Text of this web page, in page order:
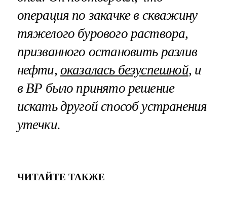
операция по закачке в скважину
тяжелого бурового раствора,
призванного остановить разлив
нефти, оказалась безуспешной, и
в BP было принято решение
искать другой способ устранения
утечки.
ЧИТАЙТЕ ТАКЖЕ